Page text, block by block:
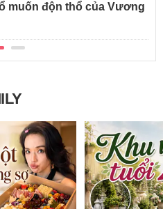
muốn độn thổ của Vương